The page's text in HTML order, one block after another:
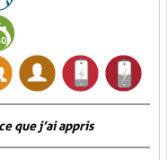
que j’ai appris